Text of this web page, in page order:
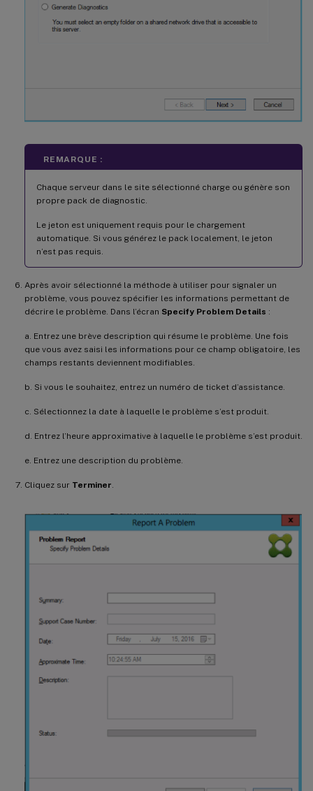
REMARQUE :
Chaque serveur dans le site sélectionné charge ou génère son
propre pack de diagnostic.
Le jeton est uniquement requis pour le chargement
automatique. Si vous générez le pack localement, le jeton
n’est pas requis.
Après avoir sélectionné la méthode à utiliser pour signaler un
problème, vous pouvez spécifier les informations permettant de
décrire le problème. Dans l’écran Specify Problem Details :
a. Entrez une brève description qui résume le problème. Une fois
que vous avez saisi les informations pour ce champ obligatoire, les
champs restants deviennent modifiables.
b. Si vous le souhaitez, entrez un numéro de ticket d’assistance.
c. Sélectionnez la date à laquelle le problème s’est produit.
d. Entrez l’heure approximative à laquelle le problème s’est produit.
e. Entrez une description du problème.
Cliquez sur Terminer.